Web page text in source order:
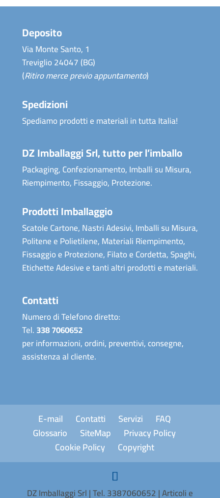
Deposito
Via Monte Santo, 1
Treviglio 24047 (BG)
(Ritiro merce previo appuntamento)
Spedizioni
Spediamo prodotti e materiali in tutta Italia!
DZ Imballaggi Srl, tutto per l’imballo
Packaging, Confezionamento, Imballi su Misura,
Riempimento, Fissaggio, Protezione.
Prodotti Imballaggio
Scatole Cartone, Nastri Adesivi, Imballi su Misura,
Politene e Polietilene, Materiali Riempimento,
Fissaggio e Protezione, Filato e Cordetta, Spaghi,
Etichette Adesive e tanti altri prodotti e materiali.
Contatti
Numero di Telefono diretto:
Tel.338 7060652
per informazioni, ordini, preventivi, consegne,
assistenza al cliente.
E-mail Contatti Servizi
FAQ
Glossario
SiteMap
Privacy Policy
Cookie Policy
Copyright
DZ Imballaggi Srl | Tel. 3387060652 | Articoli e